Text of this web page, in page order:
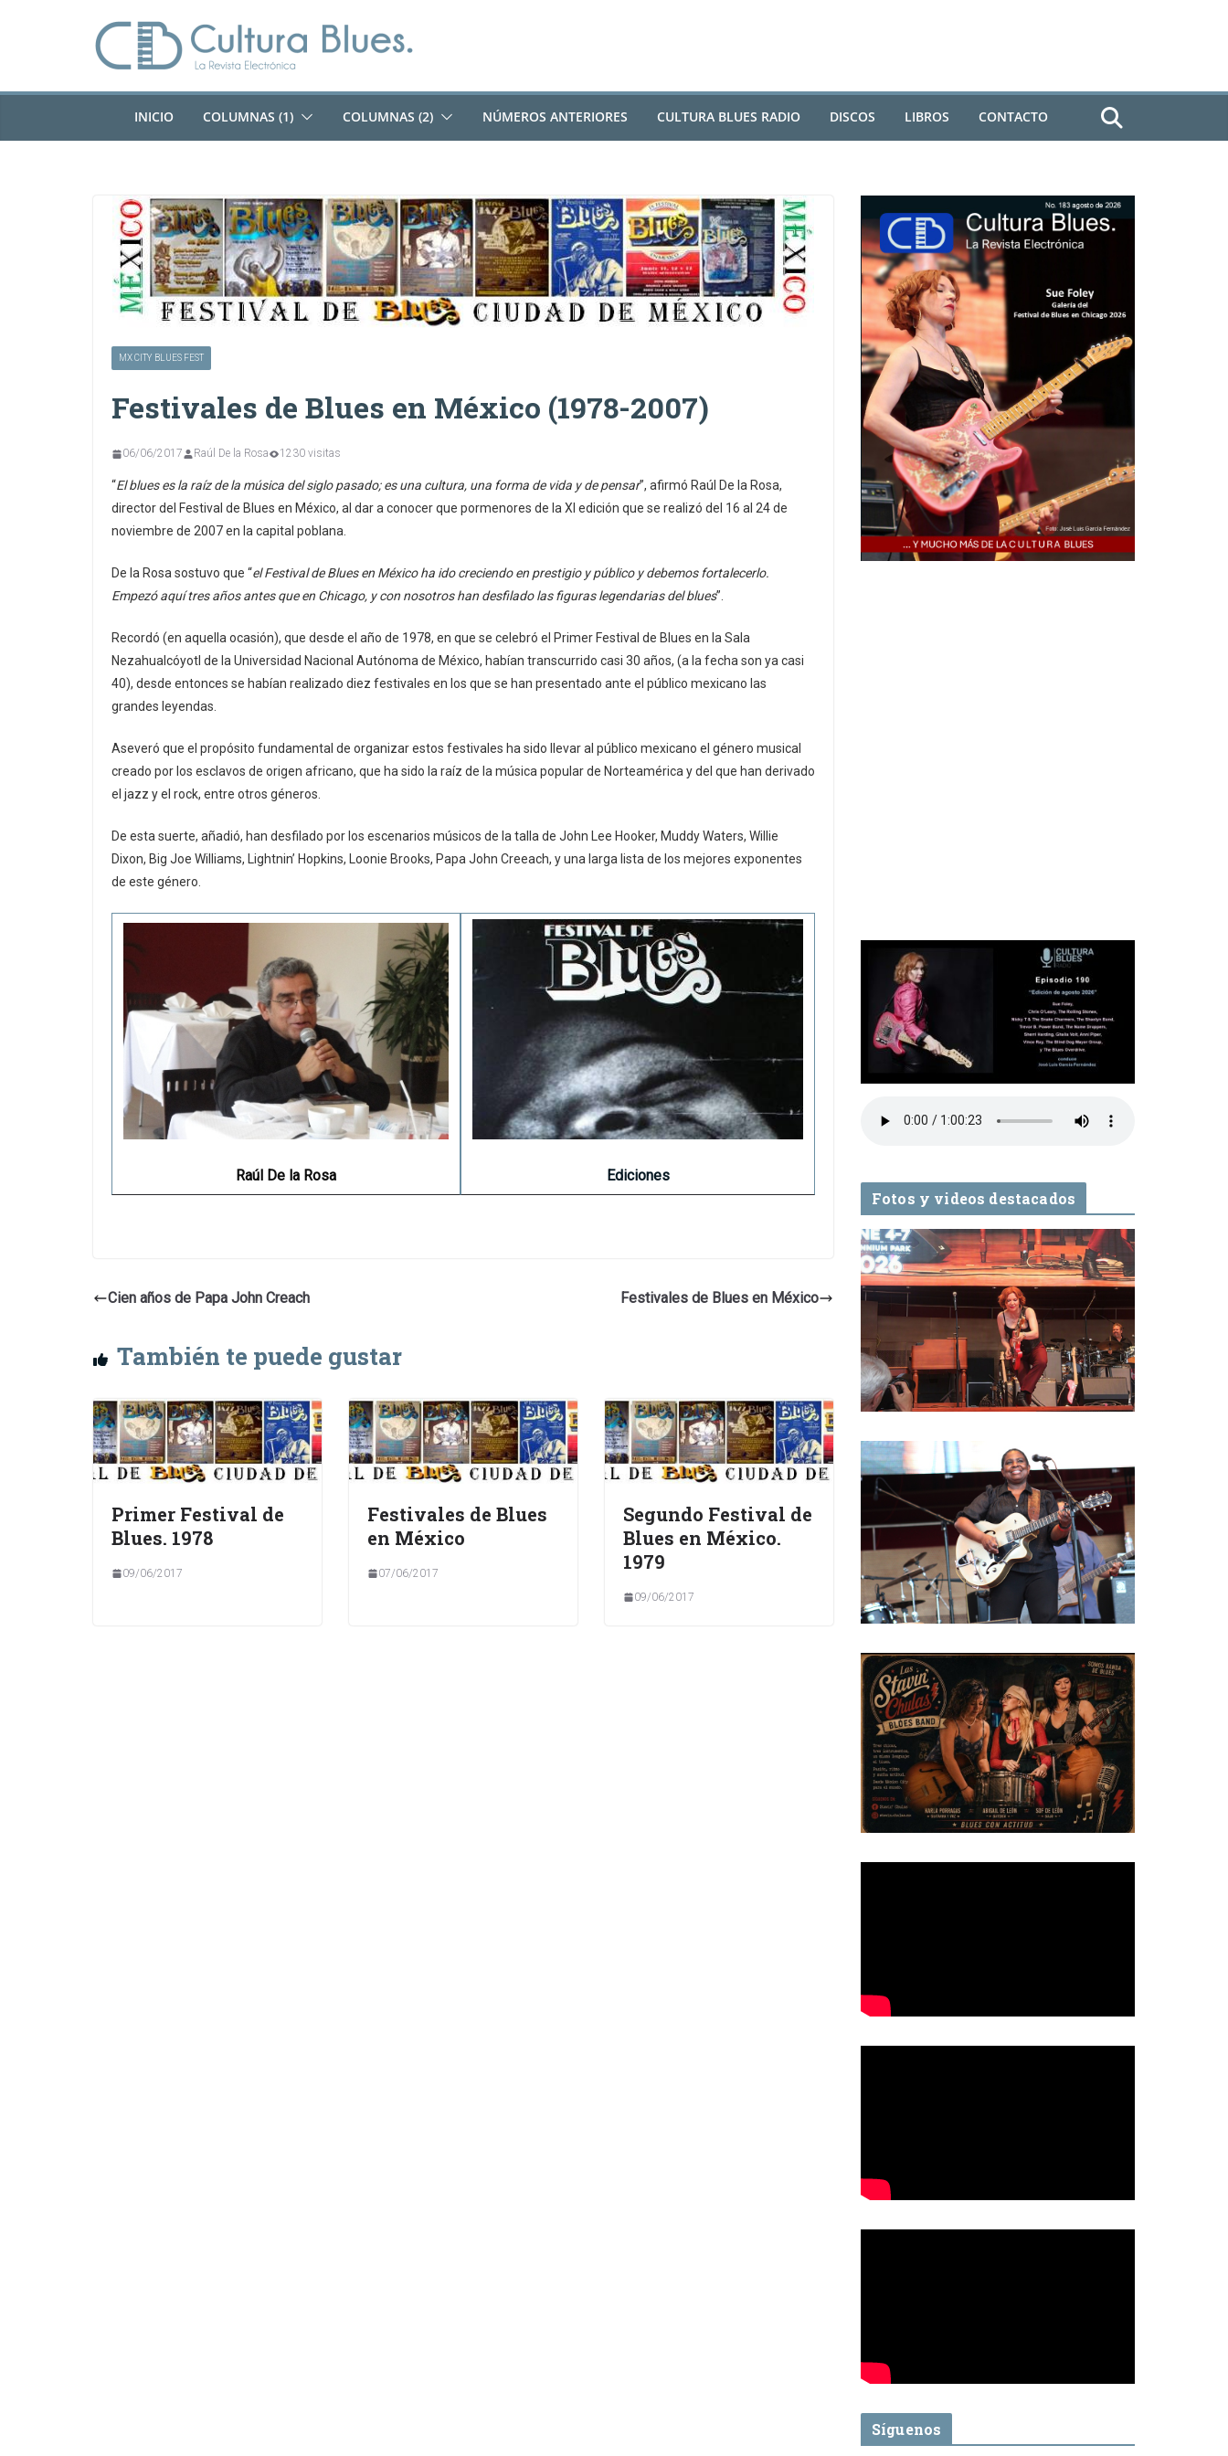
INICIO COLUMNAS (1) COLUMNAS (2) NÚMEROS ANTERIORES CULTURA BLUES RADIO DISCOS LIBROS CONTACTO
MX CITY BLUES FEST
Festivales de Blues en México (1978-2007)
06/06/2017 Raúl De la Rosa 1230 visitas
“El blues es la raíz de la música del siglo pasado; es una cultura, una forma de vida y de pensar”, afirmó Raúl De la Rosa,
director del Festival de Blues en México, al dar a conocer que pormenores de la XI edición que se realizó del 16 al 24 de
noviembre de 2007 en la capital poblana.
De la Rosa sostuvo que “el Festival de Blues en México ha ido creciendo en prestigio y público y debemos fortalecerlo.
Empezó aquí tres años antes que en Chicago, y con nosotros han desfilado las figuras legendarias del blues”.
Recordó (en aquella ocasión), que desde el año de 1978, en que se celebró el Primer Festival de Blues en la Sala
Nezahualcóyotl de la Universidad Nacional Autónoma de México, habían transcurrido casi 30 años, (a la fecha son ya casi
40), desde entonces se habían realizado diez festivales en los que se han presentado ante el público mexicano las
grandes leyendas.
Aseveró que el propósito fundamental de organizar estos festivales ha sido llevar al público mexicano el género musical
creado por los esclavos de origen africano, que ha sido la raíz de la música popular de Norteamérica y del que han derivado
el jazz y el rock, entre otros géneros.
De esta suerte, añadió, han desfilado por los escenarios músicos de la talla de John Lee Hooker, Muddy Waters, Willie
Dixon, Big Joe Williams, Lightnin’ Hopkins, Loonie Brooks, Papa John Creeach, y una larga lista de los mejores exponentes
de este género.
Raúl De la Rosa Ediciones
Cien años de Papa John Creach Festivales de Blues en México
También te puede gustar
Primer Festival de
Blues. 1978
09/06/2017
Festivales de Blues
en México
07/06/2017
Segundo Festival de
Blues en México.
1979
09/06/2017
Fotos y videos destacados
Síguenos